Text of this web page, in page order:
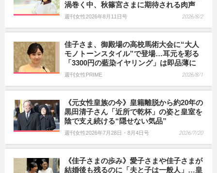
渦巻く中、秋篠宮さまに期待される肉声
週刊女性2026年8月11日号 2026/8/2
佳子さま、御殿場の高校馬術大会に“大人
モノトーンスタイル”で登場…耳元を彩る
「3300円の藍染イヤリング」は即品薄に
週刊女性PRIME 2026/8/1
《元女性皇族の今》皇籍離脱から約20年の
黒田清子さん「近所で乾杯」の姿と皇室を
陰で支え続ける“隠せない気品”
週刊女性2026年7月28日・8月4日号 2026/7/20
《佳子さまの歩み》愛子さまや佳子さまが
結婚後も残るのに「夫と子は一般人」…皇